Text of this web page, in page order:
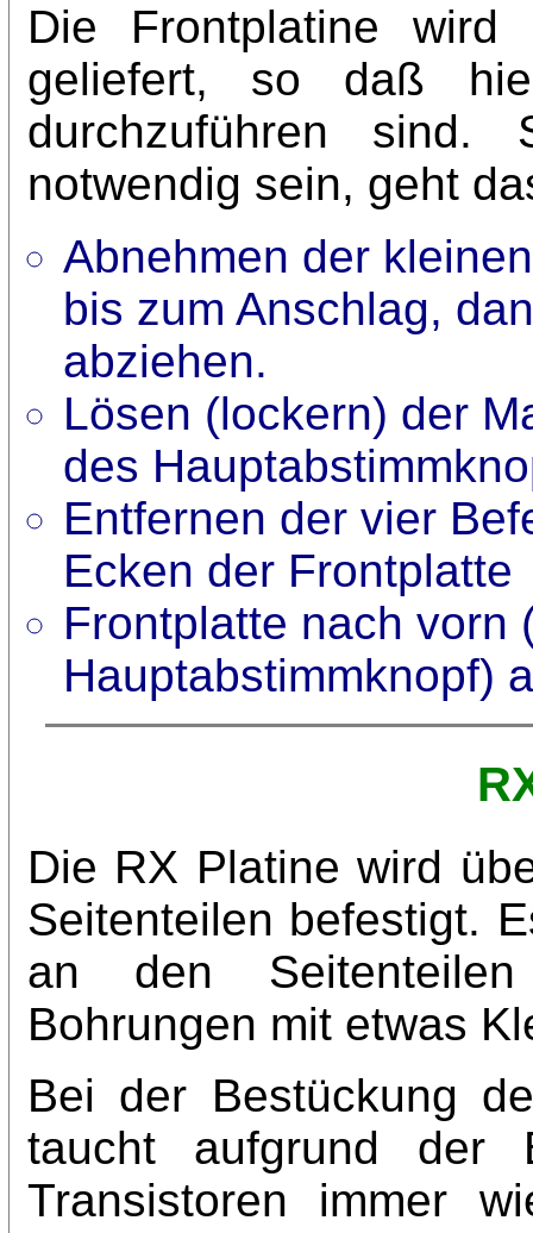
Die Frontplatine
geliefert, so daß
durchzuführen sind.
notwendig sein, geht
Abnehmen der
bis zum Anschlag,
abziehen.
Lösen (lockern) der
des
Entfernen der vier
Ecken der Frontplatte
Frontplatte nach vorn
Hauptabstimmknopf)
Die RX Platine wird
Seitenteilen befestigt.
an den
Bohrungen mit etwas
Bei der Bestückung
taucht aufgrund der
Transistoren immer